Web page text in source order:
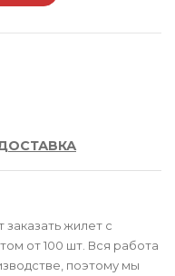
жилет с
от 100 шт. Вся работа
поэтому мы